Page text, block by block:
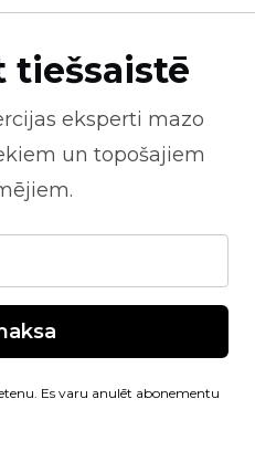
tiešsaistē
eksperti mazo
un topošajiem
Es varu anulēt abonementu